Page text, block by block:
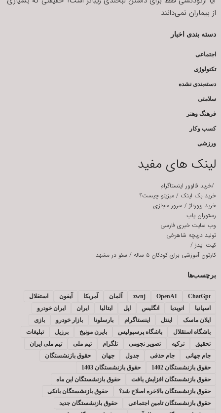
از بیماران نمی‌دانند
دسته بندی اخبار
اجتماعی
تکنولوژی
دسته‌بندی نشده
سلامتی
فرهنگ وهنر
کسب وکار
ورزشی
لینک های مفید
/خرید فالوور اینستاگرام
خرید بک لینک / میزیتو چیست؟
خرید رپورتاژ / سرور مجازی
رستوران یاب
وب سایت خبری فارسی
تولید دریچه شاهرخی
کیت ایدز /
کارتون آموزشی برای کودکان ۵ ساله
/ سئو در مشهد
برچسب‌ها
ChatGpt
OpenAI
zwnj آلمان آمریکا آیفون
استقلال
اسپانیا
انویدیا انگلیس اپل ایتالیا ایران
ایران خودرو
ایلان ماسک
اینتل اینستاگرام بارسلونا بازار خودرو
بازی
باشگاه استقلال
باشگاه پرسپولیس بایرن مونیخ برزیل
تبلیغات
تحقیق
ترکیه تصویر نجومی تلگرام تیم ملی
تیم ملی ایران
جام جهانی
جام حذفی جدول جهان
حقوق بازنشستگان
حقوق بازنشستگان 1402
حقوق بازنشستگان 1403
حقوق بازنشستگان افزایش یافت
حقوق بازنشستگان این ماه
حقوق بازنشستگان بالاخره اصلاح شد؟
حقوق بازنشستگان بانکی
حقوق بازنشستگان تامین اجتماعی
حقوق بازنشستگان جدید